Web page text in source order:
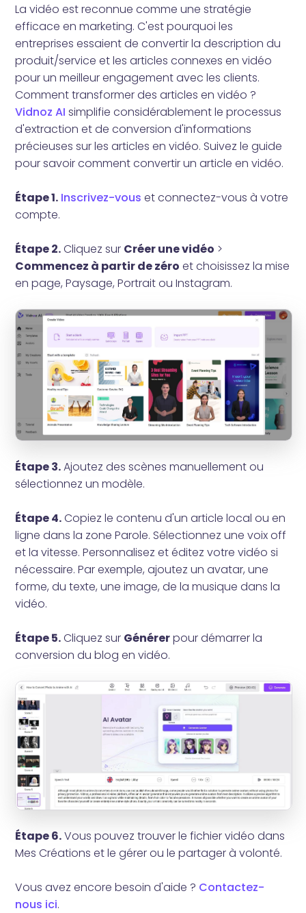
La vidéo est reconnue comme une stratégie
efficace en marketing. C'est pourquoi les
entreprises essaient de convertir la description du
produit/service et les articles connexes en vidéo
pour un meilleur engagement avec les clients.
Comment transformer des articles en vidéo ?
Vidnoz AI simplifie considérablement le processus
d'extraction et de conversion d'informations
précieuses sur les articles en vidéo. Suivez le guide
pour savoir comment convertir un article en vidéo.
Étape 1. Inscrivez-vous et connectez-vous à votre
compte.
Étape 2.Cliquez sur Créer une vidéo >
Commencez à partir de zéro et choisissez la mise
en page, Paysage, Portrait ou Instagram.
Étape 3.Ajoutez des scènes manuellement ou
sélectionnez un modèle.
Étape 4.Copiez le contenu d'un article local ou en
ligne dans la zone Parole. Sélectionnez une voix off
et la vitesse. Personnalisez et éditez votre vidéo si
nécessaire. Par exemple, ajoutez un avatar, une
forme, du texte, une image, de la musique dans la
vidéo.
Étape 5.Cliquez sur Générerpour démarrer la
conversion du blog en vidéo.
Étape 6.Vous pouvez trouver le fichier vidéo dans
Mes Créations et le gérer ou le partager à volonté.
Vous avez encore besoin d'aide ? Contactez-
nous ici.